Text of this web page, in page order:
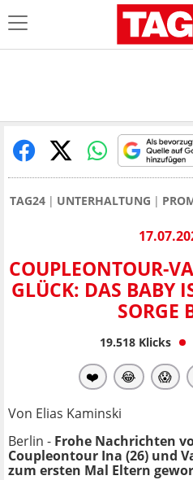
TAG24 UNTERHALTUNG
COUPLEONTOUR-
GLÜCK: DAS BABY
SORGE
19.518Klicks
❤️ 😂 😱
Von Elias Kaminski
Berlin - Frohe Nachrichten
Coupleontour Ina (26) und
zum ersten Mal Eltern